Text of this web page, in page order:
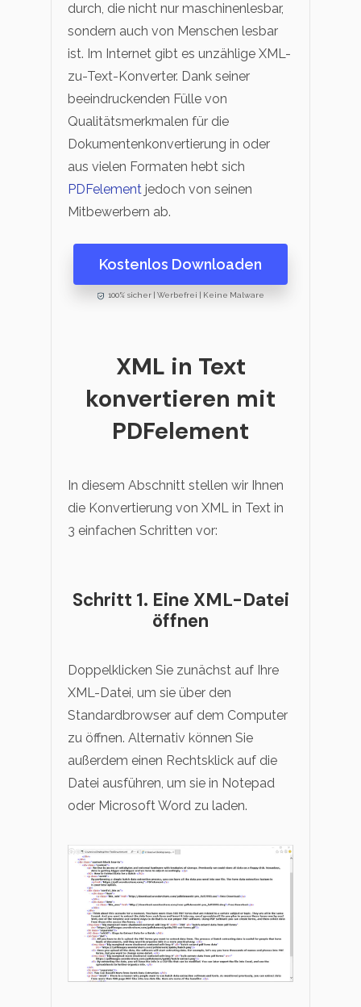
durch, die nicht nur maschinenlesbar,
sondern auch von Menschen lesbar
ist. Im Internet gibt es unzählige XML-
zu-Text-Konverter. Dank seiner
beeindruckenden Fülle von
Qualitätsmerkmalen für die
Dokumentenkonvertierung in oder
aus vielen Formaten hebt sich
PDFelement jedoch von seinen
Mitbewerbern ab.
Kostenlos Downloaden
100% sicher | Werbefrei | Keine Malware
XML in Text
konvertieren mit
PDFelement
In diesem Abschnitt stellen wir Ihnen
die Konvertierung von XML in Text in
3 einfachen Schritten vor:
Schritt 1. Eine XML-Datei
öffnen
Doppelklicken Sie zunächst auf Ihre
XML-Datei, um sie über den
Standardbrowser auf dem Computer
zu öffnen. Alternativ können Sie
außerdem einen Rechtsklick auf die
Datei ausführen, um sie in Notepad
oder Microsoft Word zu laden.